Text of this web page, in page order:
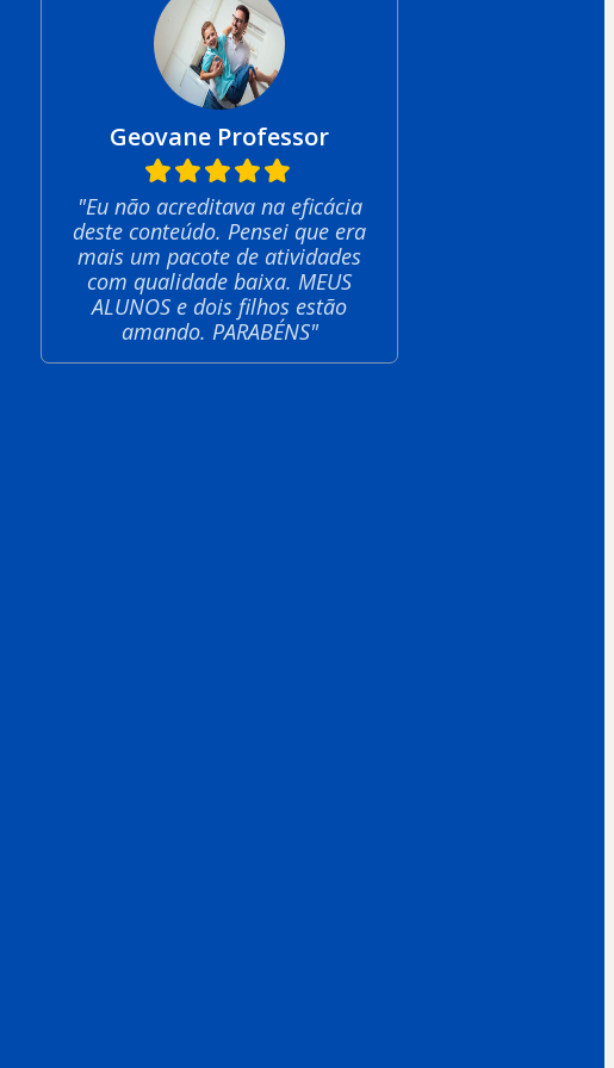
Geovane Professor
"Eu não acreditava na eficácia
deste conteúdo. Pensei que era
mais um pacote de atividades
com qualidade baixa. MEUS
ALUNOS e dois filhos estão
amando. PARABÉNS"